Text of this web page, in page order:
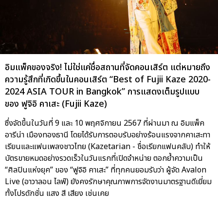
อิมแพ็คของจริง! ไม่ใช่แค่ชื่อสถานที่จัดคอนเสิร์ต แต่หมายถึง
ความรู้สึกที่เกิดขึ้นในคอนเสิร์ต “Best of Fujii Kaze 2020-
2024 ASIA TOUR in Bangkok” การแสดงเต็มรูปแบบ
ของ ฟูจิอิ คาเสะ (Fujii Kaze)
ซึ่งจัดขึ้นในวันที่ 9 และ 10 พฤศจิกายน 2567 ที่ผ่านมา ณ อิมแพ็ค
อารีน่า เมืองทองธานี โดยได้รับการตอบรับอย่างร้อนแรงจากคาเสะทา
เรียนและแฟนเพลงชาวไทย (Kazetarian - ชื่อเรียกแฟนคลับ) ทำให้
บัตรขายหมดอย่างรวดเร็วในวันแรกที่เปิดจำหน่าย ตอกย้ำความเป็น
“ศิลปินแห่งยุค” ของ “ฟูจิอิ คาเสะ” ที่ทุกคนยอมรับว่า ผู้จัด Avalon
Live (อาวาลอน ไลฟ์) ยังคงรักษาคุณภาพการจัดงานมาตรฐานดีเยี่ยม
ทั้งโปรดักชั่น แสง สี เสียง เช่นเคย